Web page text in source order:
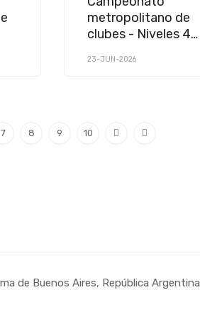
metropolitano de
clubes - Niveles 4
23-JUN-2026
7 8 9 10
de Buenos Aires, República Argentina